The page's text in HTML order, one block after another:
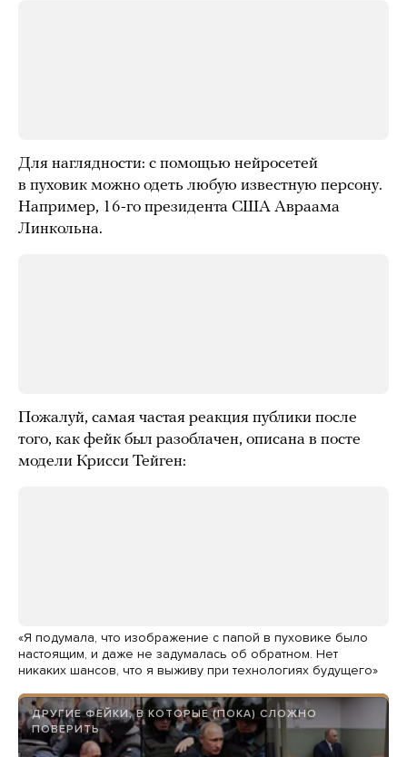
Для наглядности: с помощью нейросетей
в пуховик можно одеть любую известную персону.
Например, 16-го президента США Авраама
Линкольна.
Пожалуй, самая частая реакция публики после
того, как фейк был разоблачен, описана в посте
модели Крисси Тейген:
«Я подумала, что изображение с папой в пуховике было
настоящим, и даже не задумалась об обратном. Нет
никаких шансов, что я выживу при технологиях будущего»
ДРУГИЕ ФЕЙКИ, В КОТОРЫЕ (ПОКА) СЛОЖНО
ПОВЕРИТЬ